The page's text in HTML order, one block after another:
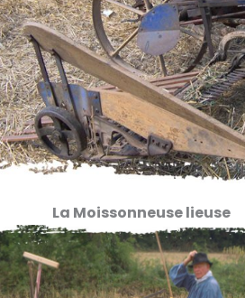
La Moissonneuse lieuse